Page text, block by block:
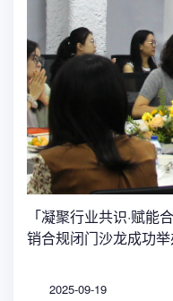
「凝聚行业共识·赋
销合规闭门沙龙成功
2025-09-19